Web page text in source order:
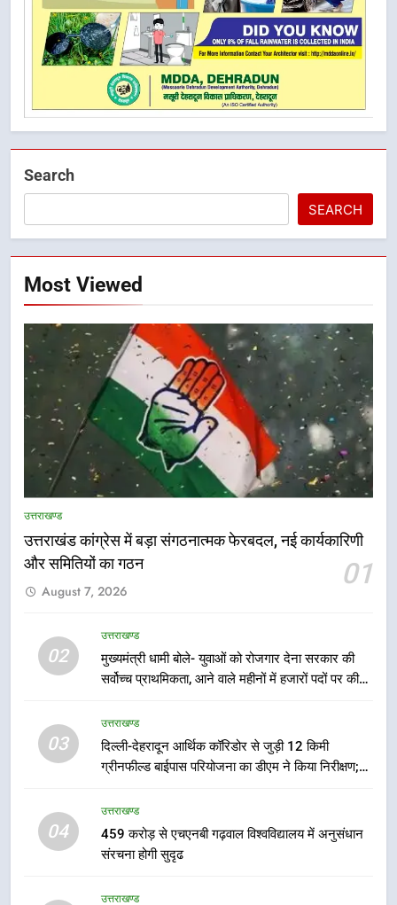
Search
SEARCH
Most Viewed
उत्तराखण्ड
उत्तराखंड कांग्रेस में बड़ा संगठनात्मक फेरबदल, नई कार्यकारिणी
और समितियों का गठन
01
August 7, 2026
02
उत्तराखण्ड
मुख्यमंत्री धामी बोले- युवाओं को रोजगार देना सरकार की
सर्वोच्च प्राथमिकता, आने वाले महीनों में हजारों पदों पर की
03
उत्तराखण्ड
दिल्ली-देहरादून आर्थिक कॉरिडोर से जुड़ी 12 किमी
ग्रीनफील्ड बाईपास परियोजना का डीएम ने किया निरीक्षण;
सुरक्षा मानकों से कोई समझौता नहींः डीएम
04
उत्तराखण्ड
459 करोड़ से एचएनबी गढ़वाल विश्वविद्यालय में अनुसंधान
संरचना होगी सुदृढ
उत्तराखण्ड
5
जिला प्रशासन अलर्ट, सभी विभागों को हाई
अलर्ट पर रहने के निर्देश
नियोजित विकास को मिलेगी रफ्तार
उत्तराखण्ड
मुख्यमंत्री पुष्कर सिंह धामी के दिशा-निर्देशों
में पीएम आवास योजना (शहरी) की प्रगति
8
बैरागीवाला हत्याकांड के फरार चल रहे